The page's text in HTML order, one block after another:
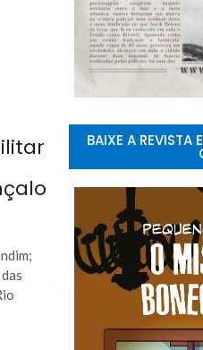
BAIXE A REVISTA